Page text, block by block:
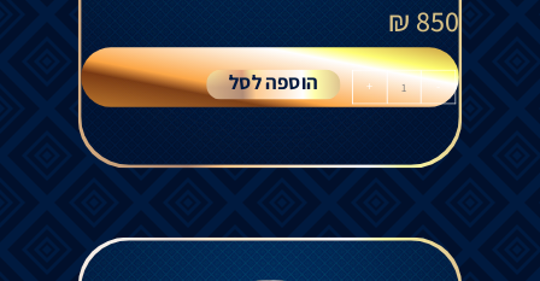
850
₪
-
+ הוספה לסל